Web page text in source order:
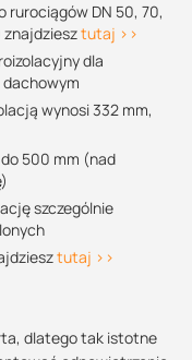
rurociągów DN 50, 70,
znajdziesztutaj >>
dla
dachowym
wynosi 332 mm,
500 mm (nad
szczególnie
tutaj >>
dlatego tak istotne